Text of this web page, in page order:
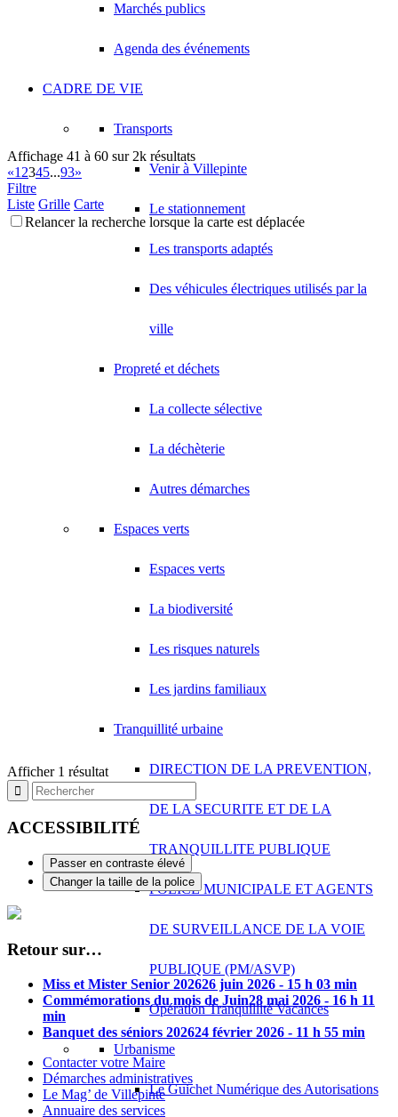
Marchés publics
Agenda des événements
CADRE DE VIE
Transports
Venir à Villepinte
Le stationnement
Les transports adaptés
Des véhicules électriques utilisés par la
ville
Propreté et déchets
La collecte sélective
La déchèterie
Autres démarches
Espaces verts
Espaces verts
La biodiversité
Les risques naturels
Les jardins familiaux
Tranquillité urbaine
DIRECTION DE LA PREVENTION,
DE LA SECURITE ET DE LA
TRANQUILLITE PUBLIQUE
POLICE MUNICIPALE ET AGENTS
DE SURVEILLANCE DE LA VOIE
PUBLIQUE (PM/ASVP)
Opération Tranquillité Vacances
Urbanisme
Le Guichet Numérique des Autorisations
Affichage 41 à 60 sur 2k résultats
«1 2345...93»
Filtre
Liste Grille Carte
Relancer la recherche lorsque la carte est déplacée
Afficher 1 résultat
ACCESSIBILITÉ
Passer en contraste élevé
Changer la taille de la police
Retour sur…
Miss et Mister Senior 202626 juin 2026 - 15 h 03 min
Commémorations du mois de Juin28 mai 2026 - 16 h 11
min
Banquet des séniors 202624 février 2026 - 11 h 55 min
Contacter votre Maire
Démarches administratives
Le Mag’ de Villepinte
Annuaire des services